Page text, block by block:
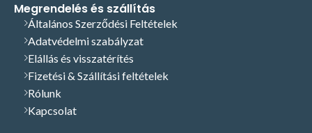
Megrendelés és szállítás
Általános Szerződési Feltételek
Adatvédelmi szabályzat
Elállás és visszatérítés
Fizetési & Szállítási feltételek
Rólunk
Kapcsolat